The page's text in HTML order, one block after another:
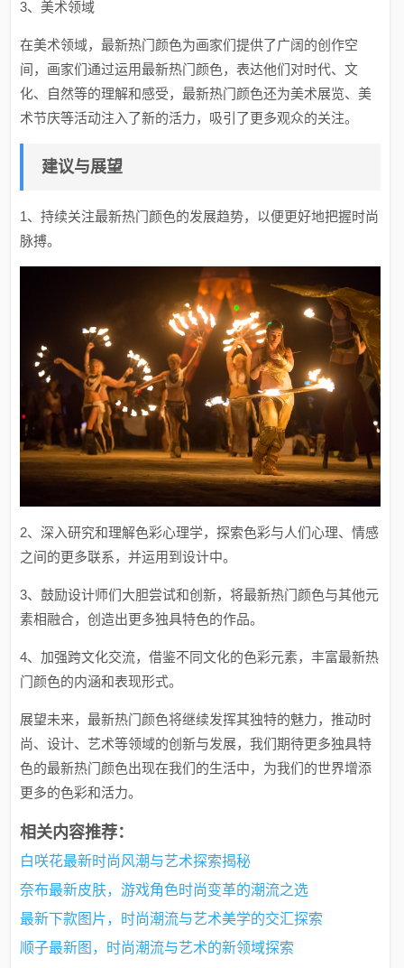
3、美术领域
在美术领域，最新热门颜色为画家们提供了广阔的创作空
间，画家们通过运用最新热门颜色，表达他们对时代、文
化、自然等的理解和感受，最新热门颜色还为美术展览、美
术节庆等活动注入了新的活力，吸引了更多观众的关注。
建议与展望
1、持续关注最新热门颜色的发展趋势，以便更好地把握时尚
脉搏。
2、深入研究和理解色彩心理学，探索色彩与人们心理、情感
之间的更多联系，并运用到设计中。
3、鼓励设计师们大胆尝试和创新，将最新热门颜色与其他元
素相融合，创造出更多独具特色的作品。
4、加强跨文化交流，借鉴不同文化的色彩元素，丰富最新热
门颜色的内涵和表现形式。
展望未来，最新热门颜色将继续发挥其独特的魅力，推动时
尚、设计、艺术等领域的创新与发展，我们期待更多独具特
色的最新热门颜色出现在我们的生活中，为我们的世界增添
更多的色彩和活力。
相关内容推荐：
白咲花最新时尚风潮与艺术探索揭秘
奈布最新皮肤，游戏角色时尚变革的潮流之选
最新下款图片，时尚潮流与艺术美学的交汇探索
顺子最新图，时尚潮流与艺术的新领域探索